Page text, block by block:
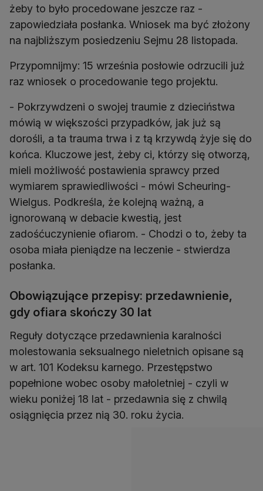
żeby to było procedowane jeszcze raz -
zapowiedziała posłanka. Wniosek ma być złożony
na najbliższym posiedzeniu Sejmu 28 listopada.
Przypomnijmy: 15 września posłowie odrzucili już
raz wniosek o procedowanie tego projektu.
- Pokrzywdzeni o swojej traumie z dzieciństwa
mówią w większości przypadków, jak już są
dorośli, a ta trauma trwa i z tą krzywdą żyje się do
końca. Kluczowe jest, żeby ci, którzy się otworzą,
mieli możliwość postawienia sprawcy przed
wymiarem sprawiedliwości - mówi Scheuring-
Wielgus. Podkreśla, że kolejną ważną, a
ignorowaną w debacie kwestią, jest
zadośćuczynienie ofiarom. - Chodzi o to, żeby ta
osoba miała pieniądze na leczenie - stwierdza
posłanka.
Obowiązujące przepisy: przedawnienie,
gdy ofiara skończy 30 lat
Reguły dotyczące przedawnienia karalności
molestowania seksualnego nieletnich opisane są
w art. 101 Kodeksu karnego. Przestępstwo
popełnione wobec osoby małoletniej - czyli w
wieku poniżej 18 lat - przedawnia się z chwilą
osiągnięcia przez nią 30. roku życia.